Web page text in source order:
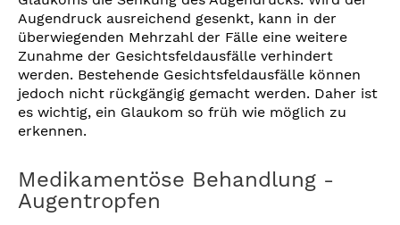
Augendruck ausreichend gesenkt, kann in der
überwiegenden Mehrzahl der Fälle eine weitere
Zunahme der Gesichtsfeldausfälle verhindert
werden. Bestehende Gesichtsfeldausfälle können
jedoch nicht rückgängig gemacht werden. Daher ist
es wichtig, ein Glaukom so früh wie möglich zu
erkennen.
Medikamentöse Behandlung -
Augentropfen